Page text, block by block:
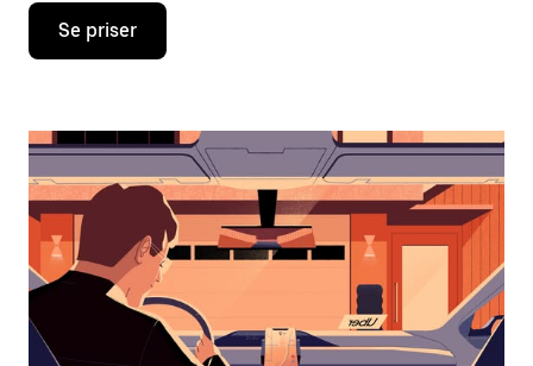
Trykk
piltast
åpne
og
velge
dato.
Trykk
på
Esc-
knappen
Se priser